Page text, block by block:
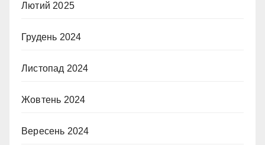
Лютий 2025
Грудень 2024
Листопад 2024
Жовтень 2024
Вересень 2024